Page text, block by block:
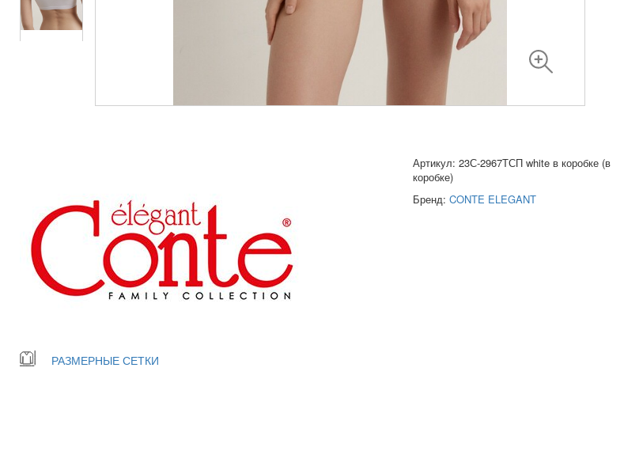
РАЗМЕРНЫЕ СЕТКИ
Артикул: 23С-2967ТСП white в коробке (в
коробке)
Бренд: CONTE ELEGANT